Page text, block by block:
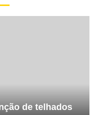
de telhados